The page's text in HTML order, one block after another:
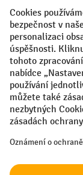
Facebook
YouTubeLinkedIn
VODP Otisk
Prohlášení o
Nastavení
All prices excl. VAT